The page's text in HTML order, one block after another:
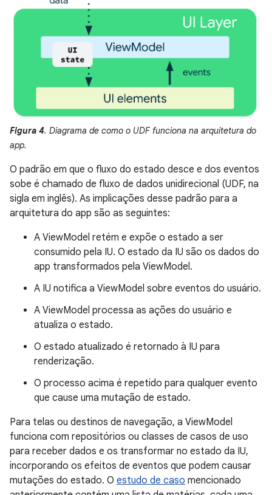
Figura 4. Diagrama de como o UDF funciona na arquitetura do
app.
O padrão em que o fluxo do estado desce e dos eventos
sobe é chamado de fluxo de dados unidirecional (UDF, na
sigla em inglês). As implicações desse padrão para a
arquitetura do app são as seguintes:
A ViewModel retém e expõe o estado a ser
consumido pela IU. O estado da IU são os dados do
app transformados pela ViewModel.
A IU notifica a ViewModel sobre eventos do usuário.
A ViewModel processa as ações do usuário e
atualiza o estado.
O estado atualizado é retornado à IU para
renderização.
O processo acima é repetido para qualquer evento
que cause uma mutação de estado.
Para telas ou destinos de navegação, a ViewModel
funciona com repositórios ou classes de casos de uso
para receber dados e os transformar no estado da IU,
incorporando os efeitos de eventos que podem causar
mutações do estado. O estudo de caso mencionado